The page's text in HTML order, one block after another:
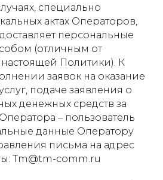
специально
актах Операторов,
персональные
(отличным от
настоящей Политики). К
заявок на оказание
подаче заявления о
денежных средств за
– пользователь
данные Оператору
письма на адрес
Tm@tm-comm.ru